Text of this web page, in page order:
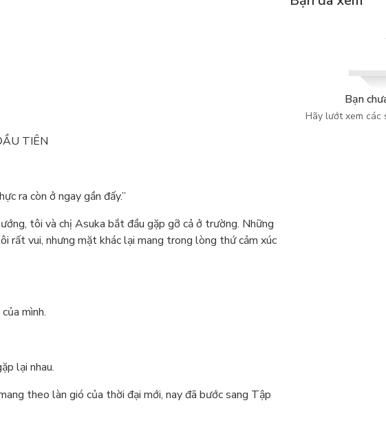
TIÊN
ra còn ở ngay gần đấy.”
tôi và chị Asuka bắt đầu gặp gỡ cả ở trường. Những
rất vui, nhưng mặt khác lại mang trong lòng thứ cảm xúc
mình.
lại nhau.
theo làn gió của thời đại mới, nay đã bước sang Tập
Bạn
Hãy lướt xem các